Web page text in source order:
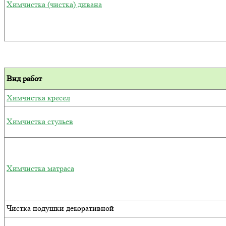
Химчистка (чистка) дивана
Вид работ
Химчистка кресел
Химчистка стульев
Химчистка матраса
Чистка подушки декоративной